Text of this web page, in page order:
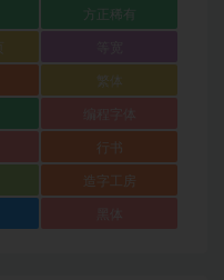
方正稀有
繁体
行书
造字工房